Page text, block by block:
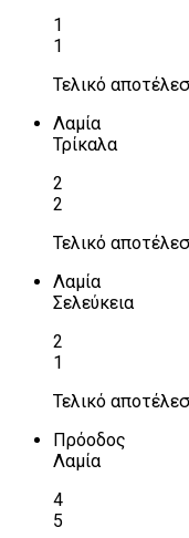
1
1
Τελικό
Λαμία
Τρίκαλα
2
2
Τελικό
Λαμία
Σελεύκεια
2
1
Τελικό
Πρόοδος
Λαμία
4
5